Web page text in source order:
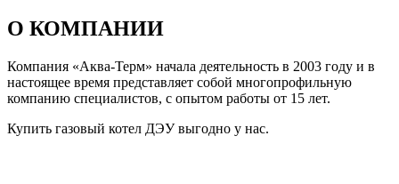
О КОМПАНИИ
Компания «Аква-Терм» начала деятельность в 2003 году и в
настоящее время представляет собой многопрофильную
компанию специалистов, с опытом работы от 15 лет.
Купить газовый котел ДЭУ выгодно у нас.